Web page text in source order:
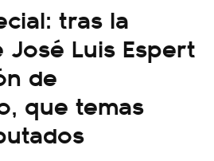
tras la
Luis Espert
de
que temas